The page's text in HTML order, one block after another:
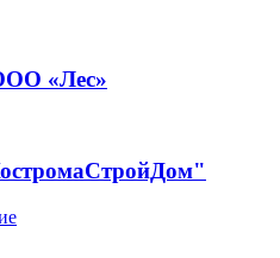
«Лес»